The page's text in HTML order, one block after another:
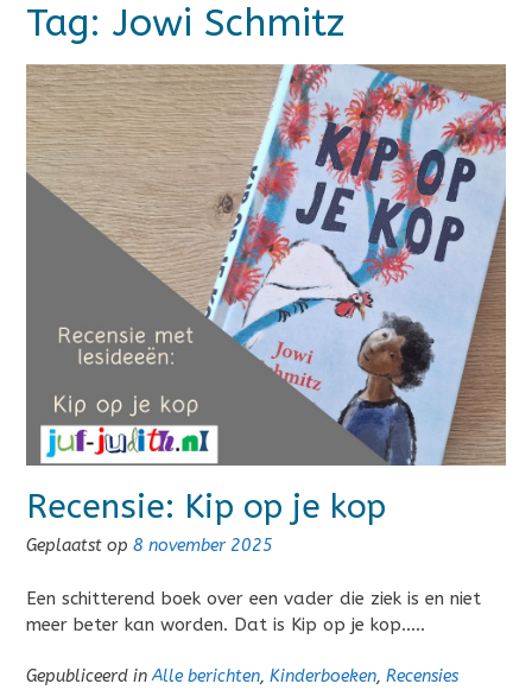
Tag: Jowi Schmitz
Recensie: Kip op je kop
Geplaatst op 8 november 2025
Een schitterend boek over een vader die ziek is en niet
meer beter kan worden. Dat is Kip op je kop…..
Gepubliceerd inAlle berichten, Kinderboeken, Recensies